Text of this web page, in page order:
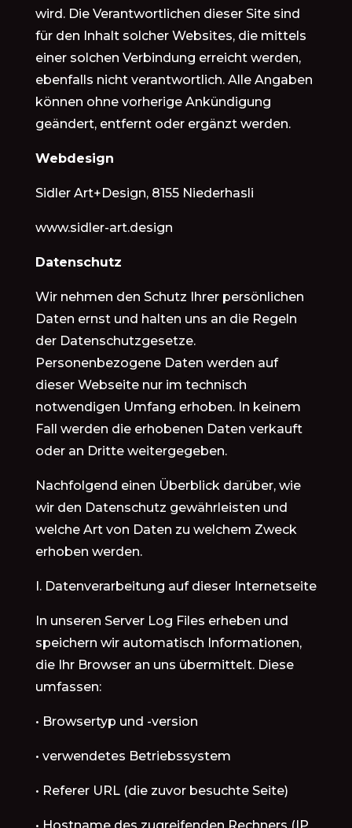
wird. Die Verantwortlichen dieser Site sind
für den Inhalt solcher Websites, die mittels
einer solchen Verbindung erreicht werden,
ebenfalls nicht verantwortlich. Alle Angaben
können ohne vorherige Ankündigung
geändert, entfernt oder ergänzt werden.
Webdesign
Sidler Art+Design, 8155 Niederhasli
www.sidler-art.design
Datenschutz
Wir nehmen den Schutz Ihrer persönlichen
Daten ernst und halten uns an die Regeln
der Datenschutzgesetze.
Personenbezogene Daten werden auf
dieser Webseite nur im technisch
notwendigen Umfang erhoben. In keinem
Fall werden die erhobenen Daten verkauft
oder an Dritte weitergegeben.
Nachfolgend einen Überblick darüber, wie
wir den Datenschutz gewährleisten und
welche Art von Daten zu welchem Zweck
erhoben werden.
I. Datenverarbeitung auf dieser Internetseite
In unseren Server Log Files erheben und
speichern wir automatisch Informationen,
die Ihr Browser an uns übermittelt. Diese
umfassen:
• Browsertyp und -version
• verwendetes Betriebssystem
• Referer URL (die zuvor besuchte Seite)